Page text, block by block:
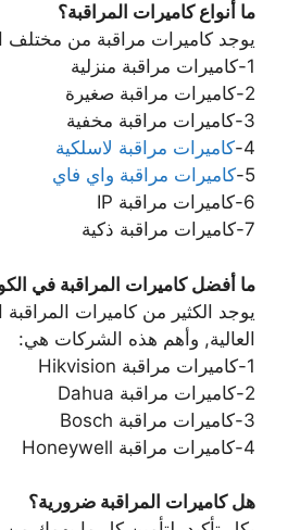
ما أنواع كاميرات المراقبة؟
يوجد كاميرات مراقبة من مختلف
1-كاميرات مراقبة منزلية
2-كاميرات مراقبة صغيرة
3-كاميرات مراقبة مخفية
4- كاميرات مراقبة لاسلكية
5- كاميرات مراقبة واي فاي
6-كاميرات مراقبة IP
7-كاميرات مراقبة ذكية
ما أفضل كاميرات المراقبة في
يوجد الكثير من كاميرات
العالية, وأهم هذه الشركات هي:
1-كاميرات مراقبة Hikvision
2-كاميرات مراقبة Dahua
3-كاميرات مراقبة Bosch
4-كاميرات مراقبة Honeywell
هل كاميرات المراقبة ضرورية؟